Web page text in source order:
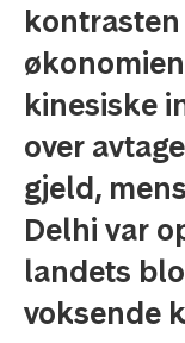
kinesiske
over
gjeld,
Delhi var
landets
voksende